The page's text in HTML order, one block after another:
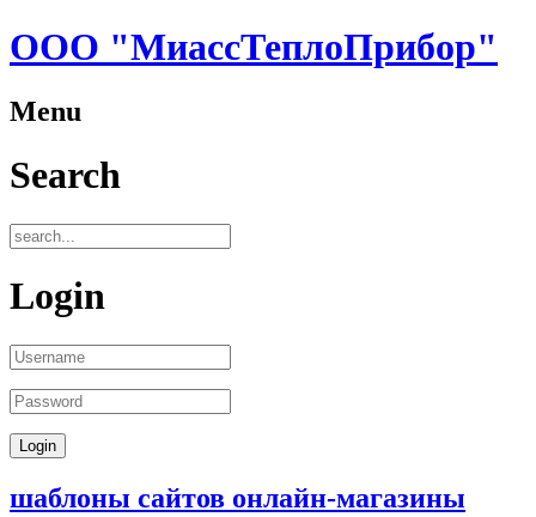
ООО "МиассТеплоПрибор"
Menu
Search
Login
шаблоны сайтов онлайн-магазины